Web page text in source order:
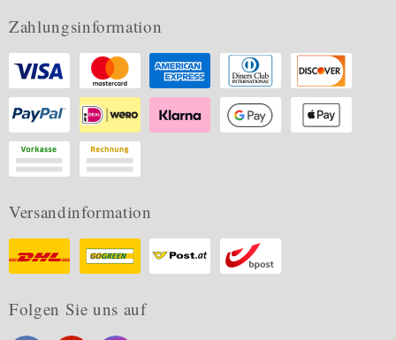
Zahlungsinformation
Versandinformation
Folgen Sie uns auf